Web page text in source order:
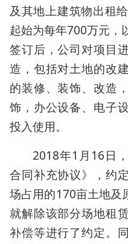
及其地上建筑物出租
起始为每年700万元，
签订后，公司对项目
造，包括对土地的改
的装修、装饰、改造
饰，办公设备、电子
投入使用。
2018年1月16日
合同补充协议》，约
场占用的170亩土地及
就解除该部分场地租
补偿等进行了约定。